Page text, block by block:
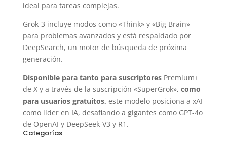
ideal para tareas complejas.
Grok-3 incluye modos como «Think» y «Big Brain»
para problemas avanzados y está respaldado por
DeepSearch, un motor de búsqueda de próxima
generación.
Disponible para tanto para suscriptoresPremium+
de X y a través de la suscripción «SuperGrok», como
para usuarios gratuitos, este modelo posiciona a xAI
como líder en IA, desafiando a gigantes como GPT-4o
de OpenAI y DeepSeek-V3 y R1.
Categorías